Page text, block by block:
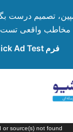
مخاطب واقعی
فرم Quick Ad Test
or source(s) not found